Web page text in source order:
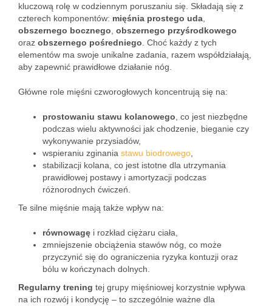
kluczową rolę w codziennym poruszaniu się. Składają się z
czterech komponentów: mięśnia prostego uda
obszernego bocznego obszernego przyśrodkowego
oraz obszernego pośredniego . Choć każdy z tych
elementów ma swoje unikalne zadania, razem współdziałają,
aby zapewnić prawidłowe działanie nóg.
Główne role mięśni czworogłowych koncentrują się na:
prostowaniu stawu kolanowego , co jest niezbędne
podczas wielu aktywności jak chodzenie, bieganie czy
wykonywanie przysiadów,
wspieraniu zginania stawu biodrowego
stabilizacji kolana, co jest istotne dla utrzymania
prawidłowej postawy i amortyzacji podczas
różnorodnych ćwiczeń.
Te silne mięśnie mają także wpływ na:
równowagę i rozkład ciężaru ciała,
zmniejszenie obciążenia stawów nóg, co może
przyczynić się do ograniczenia ryzyka kontuzji oraz
bólu w kończynach dolnych.
Regularny trening tej grupy mięśniowej korzystnie wpływa
na ich rozwój i kondycję – to szczególnie ważne dla